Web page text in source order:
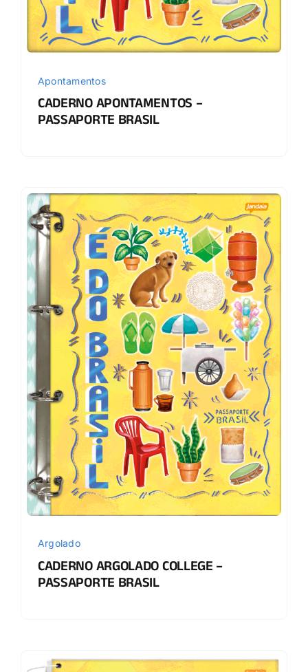
Apontamentos
CADERNO APONTAMENTOS –
PASSAPORTE BRASIL
Argolado
CADERNO ARGOLADO COLLEGE –
PASSAPORTE BRASIL